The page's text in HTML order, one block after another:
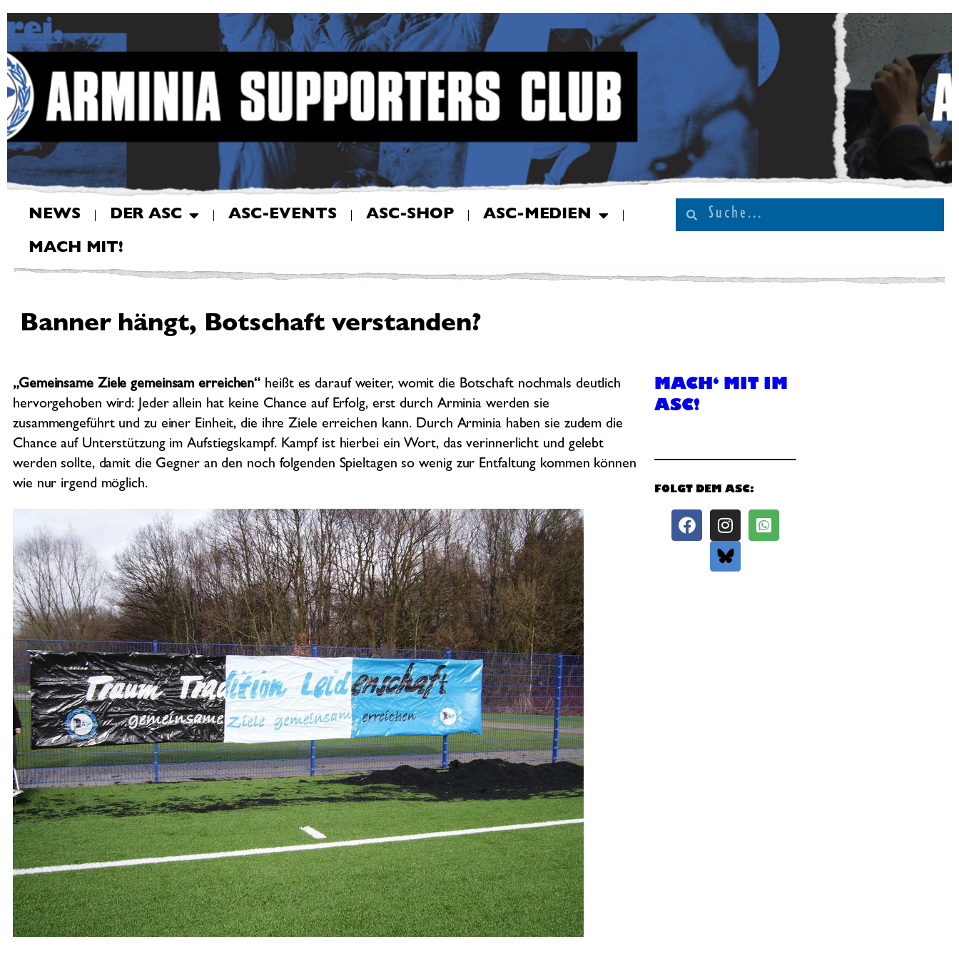
NEWS DER ASC ASC-EVENTS ASC-SHOP ASC-MEDIEN
MACH MIT!
Banner hängt, Botschaft verstanden?
„Gemeinsame Ziele gemeinsam erreichen“ heißt es darauf weiter, womit die Botschaft nochmals deutlich
hervorgehoben wird: Jeder allein hat keine Chance auf Erfolg, erst durch Arminia werden sie
zusammengeführt und zu einer Einheit, die ihre Ziele erreichen kann. Durch Arminia haben sie zudem die
Chance auf Unterstützung im Aufstiegskampf. Kampf ist hierbei ein Wort, das verinnerlicht und gelebt
werden sollte, damit die Gegner an den noch folgenden Spieltagen so wenig zur Entfaltung kommen können
wie nur irgend möglich.
MACH‘ MIT IM
ASC!
FOLGT DEM ASC: